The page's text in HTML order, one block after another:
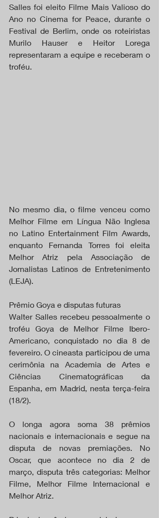
Salles foi eleito Filme Mais Valioso do
Ano no Cinema for Peace, durante o
Festival de Berlim, onde os roteiristas
Murilo Hauser e Heitor Lorega
representaram a equipe e receberam o
troféu.
No mesmo dia, o filme venceu como
Melhor Filme em Língua Não Inglesa
no Latino Entertainment Film Awards,
enquanto Fernanda Torres foi eleita
Melhor Atriz pela Associação de
Jornalistas Latinos de Entretenimento
(LEJA).
Prêmio Goya e disputas futuras
Walter Salles recebeu pessoalmente o
troféu Goya de Melhor Filme Ibero-
Americano, conquistado no dia 8 de
fevereiro. O cineasta participou de uma
cerimônia na Academia de Artes e
Ciências Cinematográficas da
Espanha, em Madrid, nesta terça-feira
(18/2).
O longa agora soma 38 prêmios
nacionais e internacionais e segue na
disputa de novas premiações. No
Oscar, que acontece no dia 2 de
março, disputa três categorias: Melhor
Filme, Melhor Filme Internacional e
Melhor Atriz.